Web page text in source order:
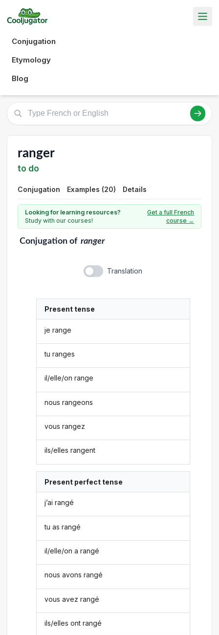
Conjugation
Etymology
Blog
ranger
to do
Conjugation Examples (20) Details
Looking for learning resources?
Study with our courses!
Get a full French
course →
Conjugationof ranger
Translation
Present tense
je range
tu ranges
il/elle/on range
nous rangeons
vous rangez
ils/elles rangent
Present perfect tense
j’ai rangé
tu as rangé
il/elle/on a rangé
nous avons rangé
vous avez rangé
ils/elles ont rangé